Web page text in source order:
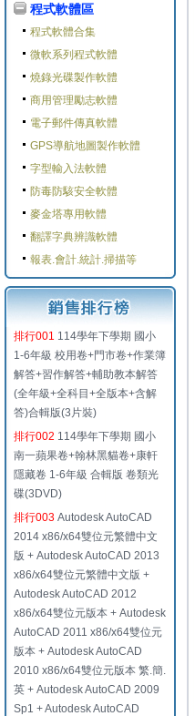
程式軟體區
程式軟體合集
微軟系列程式軟體
燒錄光碟製作軟體
商用管理勵志軟體
電子郵件傳真軟體
GPS導航地圖製作軟體
字型輸入法軟體
防毒防駭安全軟體
麥金塔專用軟體
翻譯字典辨識軟體
報表.會計.統計.掃描等
排行001 114學年下學期 國小
1-6年級 校用卷+門市卷+作業簿
解答+習作解答+輔助教本解答
(全年級+全科目+全版本+含解
答)合輯版(3片裝)
排行002 114學年下學期 國小
南一蘋果卷+翰林黑貓卷+康軒
隱藏卷 1-6年級 合輯版 卷類光
碟(3DVD)
排行003 Autodesk AutoCAD
2014 x86/x64雙位元繁體中文
版 + Autodesk AutoCAD 2013
x86/x64雙位元繁體中文版 +
Autodesk AutoCAD 2012
x86/x64雙位元版本 + Autodesk
AutoCAD 2011 x86/x64雙位元
版本 + Autodesk AutoCAD
2010 x86/x64雙位元版本 繁.簡.
英 + Autodesk AutoCAD 2009
Sp1 + Autodesk AutoCAD